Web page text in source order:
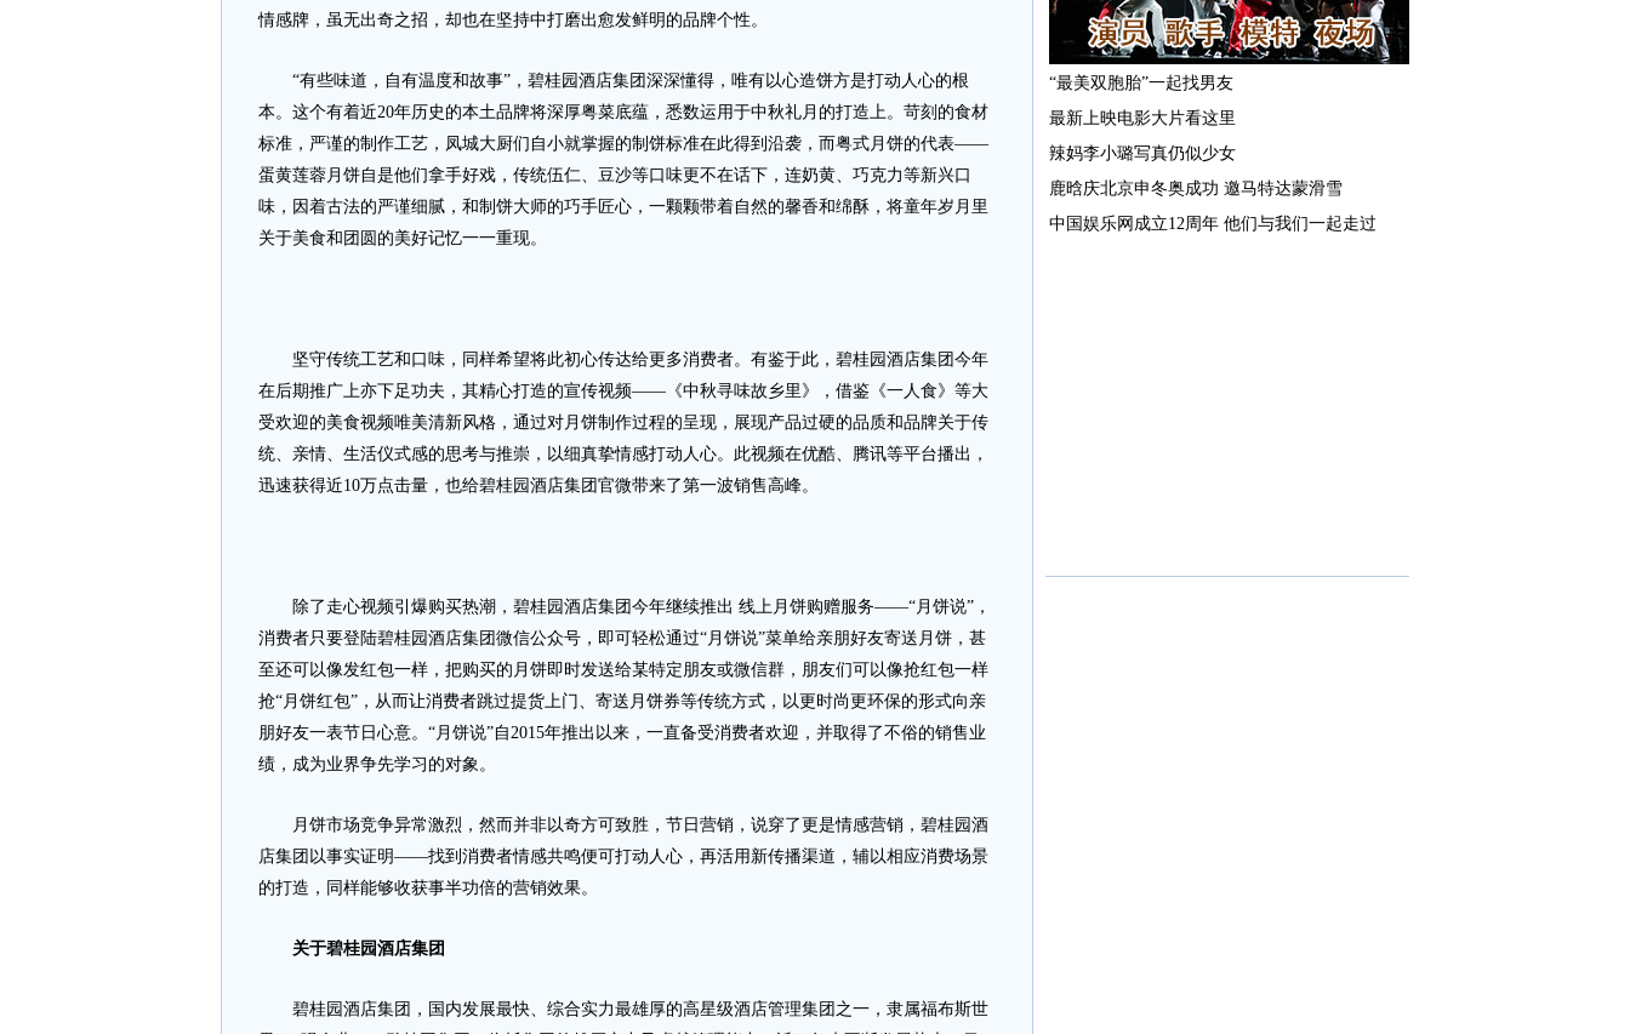
情感牌，虽无出奇之招，却也在坚持中打磨出愈发鲜明的品牌个性。
“有些味道，自有温度和故事”，碧桂园酒店集团深深懂得，唯有以心造饼方是打动人心的根
本。这个有着近20年历史的本土品牌将深厚粤菜底蕴，悉数运用于中秋礼月的打造上。苛刻的食材
标准，严谨的制作工艺，凤城大厨们自小就掌握的制饼标准在此得到沿袭，而粤式月饼的代表——
蛋黄莲蓉月饼自是他们拿手好戏，传统伍仁、豆沙等口味更不在话下，连奶黄、巧克力等新兴口
味，因着古法的严谨细腻，和制饼大师的巧手匠心，一颗颗带着自然的馨香和绵酥，将童年岁月里
关于美食和团圆的美好记忆一一重现。
坚守传统工艺和口味，同样希望将此初心传达给更多消费者。有鉴于此，碧桂园酒店集团今年
在后期推广上亦下足功夫，其精心打造的宣传视频——《中秋寻味故乡里》，借鉴《一人食》等大
受欢迎的美食视频唯美清新风格，通过对月饼制作过程的呈现，展现产品过硬的品质和品牌关于传
统、亲情、生活仪式感的思考与推崇，以细真挚情感打动人心。此视频在优酷、腾讯等平台播出，
迅速获得近10万点击量，也给碧桂园酒店集团官微带来了第一波销售高峰。
除了走心视频引爆购买热潮，碧桂园酒店集团今年继续推出 线上月饼购赠服务——“月饼说”，
消费者只要登陆碧桂园酒店集团微信公众号，即可轻松通过“月饼说”菜单给亲朋好友寄送月饼，甚
至还可以像发红包一样，把购买的月饼即时发送给某特定朋友或微信群，朋友们可以像抢红包一样
抢“月饼红包”，从而让消费者跳过提货上门、寄送月饼券等传统方式，以更时尚更环保的形式向亲
朋好友一表节日心意。“月饼说”自2015年推出以来，一直备受消费者欢迎，并取得了不俗的销售业
绩，成为业界争先学习的对象。
月饼市场竞争异常激烈，然而并非以奇方可致胜，节日营销，说穿了更是情感营销，碧桂园酒
店集团以事实证明——找到消费者情感共鸣便可打动人心，再活用新传播渠道，辅以相应消费场景
的打造，同样能够收获事半功倍的营销效果。
关于碧桂园酒店集团
碧桂园酒店集团，国内发展最快、综合实力最雄厚的高星级酒店管理集团之一，隶属福布斯世